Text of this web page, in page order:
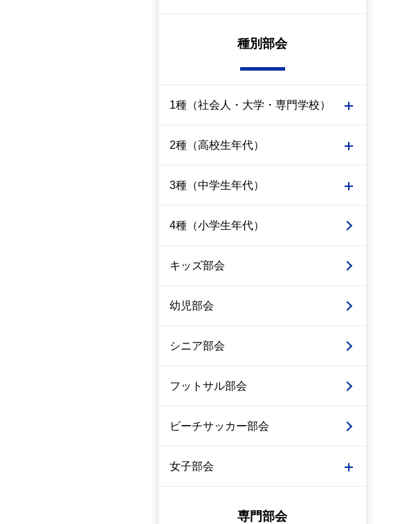
種別部会
1種（社会人・大学・専門学校）
2種（高校生年代）
3種（中学生年代）
4種（小学生年代）
キッズ部会
幼児部会
シニア部会
フットサル部会
ビーチサッカー部会
女子部会
専門部会